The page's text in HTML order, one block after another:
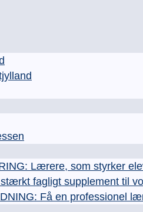
Lærere, som styrker
fagligt supplement til
Få en professionel